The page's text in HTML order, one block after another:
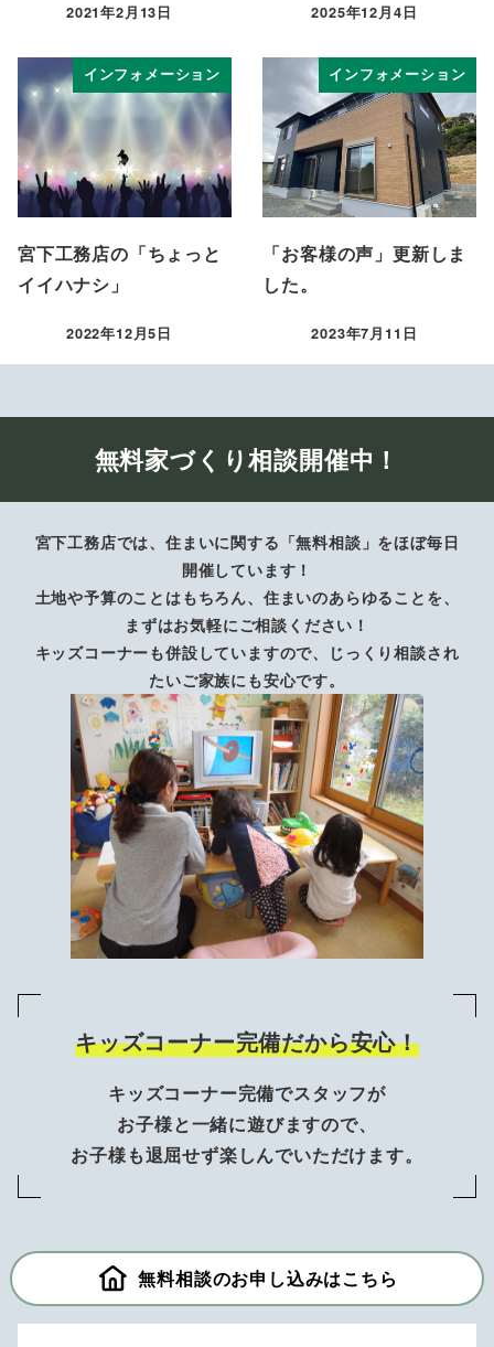
投稿日
2021年2月13日
投稿日
2025年12月4日
インフォメーション
宮下工務店の「ちょっと
イイハナシ」
投稿日
2022年12月5日
インフォメーション
「お客様の声」更新しま
した。
投稿日
2023年7月11日
無料家づくり相談開催中！
宮下工務店では、住まいに関する「無料相談」をほぼ毎日
開催しています！
土地や予算のことはもちろん、住まいのあらゆることを、
まずはお気軽にご相談ください！
キッズコーナーも併設していますので、じっくり相談され
たいご家族にも安心です。
キッズコーナー完備だから安心！
キッズコーナー完備でスタッフが
お子様と一緒に遊びますので、
お子様も退屈せず楽しんでいただけます。
無料相談のお申し込みはこちら